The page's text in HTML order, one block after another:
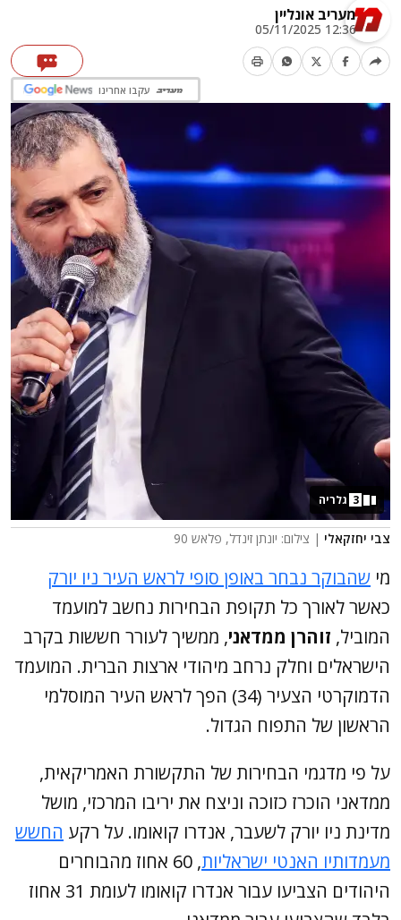
מעריב אונליין
12:36 05/11/2025
עקבו אחרינו
צבי יחזקאלי | צילום: יונתן זינדל, פלאש 90
3 גלריה
מי שהבוקר נבחר באופן סופי לראש העיר ניו יורק
כאשר לאורך כל תקופת הבחירות נחשב למועמד
המוביל, זוהרן ממדאני, ממשיך לעורר חששות בקרב
הישראלים וחלק נרחב מיהודי ארצות הברית. המועמד
הדמוקרטי הצעיר (34) הפך לראש העיר המוסלמי
הראשון של התפוח הגדול.
על פי מדגמי הבחירות של התקשורת האמריקאית,
ממדאני הוכרז כזוכה וניצח את יריבו המרכזי, מושל
מדינת ניו יורק לשעבר, אנדרו קואומו. על רקע החשש
מעמדותיו האנטי ישראליות
, 60 אחוז מהבוחרים
היהודים הצביעו עבור אנדרו קואומו לעומת 31 אחוז